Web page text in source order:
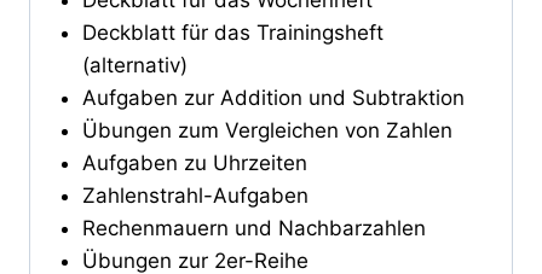
Deckblatt für das Trainingsheft
(alternativ)
Aufgaben zur Addition und Subtraktion
Übungen zum Vergleichen von Zahlen
Aufgaben zu Uhrzeiten
Zahlenstrahl-Aufgaben
Rechenmauern und Nachbarzahlen
Übungen zur 2er-Reihe